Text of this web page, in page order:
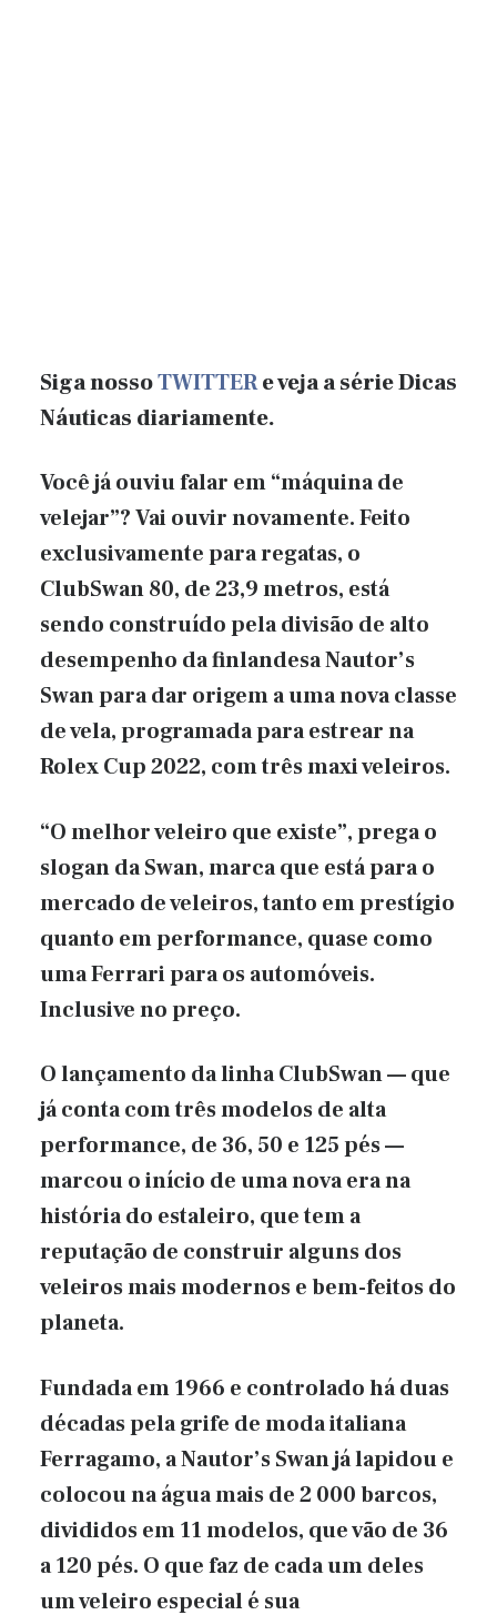
Siga nossoTWITTERe veja a série Dicas
Náuticas diariamente.
Você já ouviu falar em “máquina de
velejar”? Vai ouvir novamente. Feito
exclusivamente para regatas, o
ClubSwan 80, de 23,9 metros, está
sendo construído pela divisão de alto
desempenho da finlandesa Nautor’s
Swan para dar origem a uma nova classe
de vela, programada para estrear na
Rolex Cup 2022, com três maxi veleiros.
“O melhor veleiro que existe”, prega o
slogan da Swan, marca que está para o
mercado de veleiros, tanto em prestígio
quanto em performance, quase como
uma Ferrari para os automóveis.
Inclusive no preço.
O lançamento da linha ClubSwan — que
já conta com três modelos de alta
performance, de 36, 50 e 125 pés —
marcou o início de uma nova era na
história do estaleiro, que tem a
reputação de construir alguns dos
veleiros mais modernos e bem-feitos do
planeta.
Fundada em 1966 e controlado há duas
décadas pela grife de moda italiana
Ferragamo, a Nautor’s Swan já lapidou e
colocou na água mais de 2 000 barcos,
divididos em 11 modelos, que vão de 36
a 120 pés. O que faz de cada um deles
um veleiro especial é sua